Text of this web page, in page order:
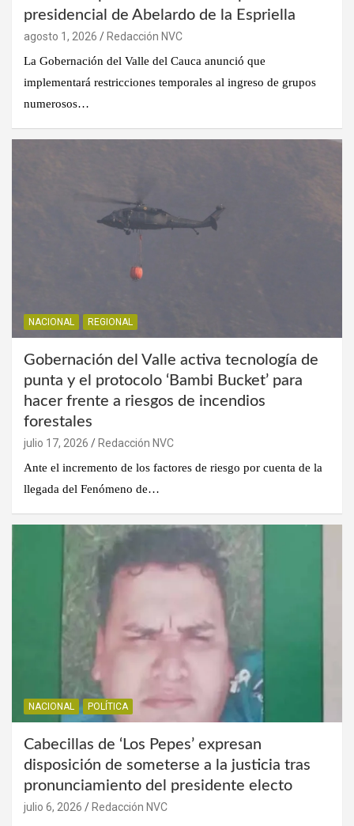
presidencial de Abelardo de la Espriella
agosto 1, 2026
Redacción NVC
La Gobernación del Valle del Cauca anunció que
implementará restricciones temporales al ingreso de grupos
numerosos…
NACIONAL REGIONAL
Gobernación del Valle activa tecnología de
punta y el protocolo ‘Bambi Bucket’ para
hacer frente a riesgos de incendios
forestales
julio 17, 2026
Redacción NVC
Ante el incremento de los factores de riesgo por cuenta de la
llegada del Fenómeno de…
NACIONAL POLÍTICA
Cabecillas de ‘Los Pepes’ expresan
disposición de someterse a la justicia tras
pronunciamiento del presidente electo
julio 6, 2026
Redacción NVC